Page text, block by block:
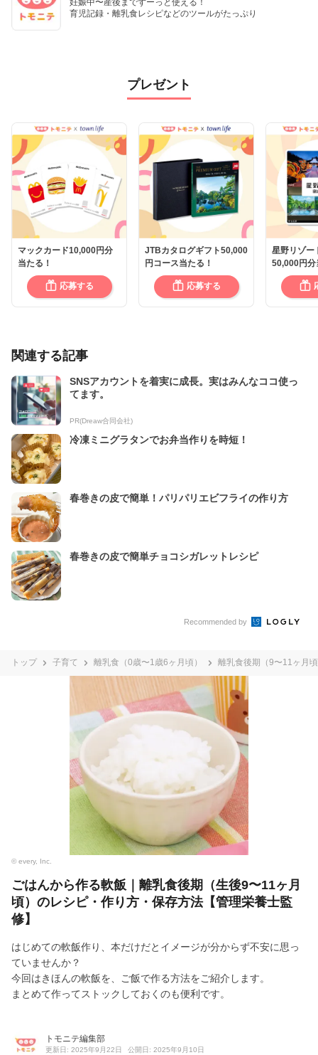
妊娠中〜産後までずーっと使える！
育児記録・離乳食レシピなどのツールがたっぷり
プレゼント
マックカード10,000円分
当たる！
応募する
JTBカタログギフト50,000
円コース当たる！
応募する
星野リゾー
50,000円分
関連する記事
SNSアカウントを着実に成長。実はみんなココ使っ
てます。
PR(Dreaw合同会社)
冷凍ミニグラタンでお弁当作りを時短！
春巻きの皮で簡単！パリパリエビフライの作り方
春巻きの皮で簡単チョコシガレットレシピ
Recommended by
トップ 子育て 離乳食（0歳〜1歳6ヶ月頃） 離乳食後期（9〜11ヶ月
© every, Inc.
ごはんから作る軟飯｜離乳食後期（生後9〜11ヶ月
頃）のレシピ・作り方・保存方法【管理栄養士監
修】
はじめての軟飯作り、本だけだとイメージが分からず不安に思っ
ていませんか？
今回はきほんの軟飯を、ご飯で作る方法をご紹介します。
まとめて作ってストックしておくのも便利です。
トモニテ編集部
更新日: 2025年9月22日 公開日: 2025年9月10日